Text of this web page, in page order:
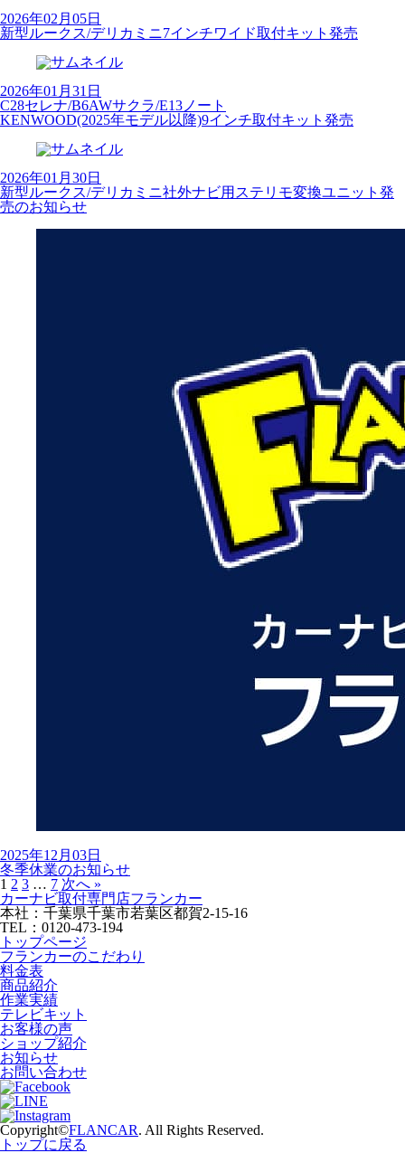
2026年02月05日
新型ルークス/デリカミニ7インチワイド取付キット発売
2026年01月31日
C28セレナ/B6AWサクラ/E13ノート
KENWOOD(2025年モデル以降)9インチ取付キット発売
2026年01月30日
新型ルークス/デリカミニ社外ナビ用ステリモ変換ユニット発
売のお知らせ
2025年12月03日
冬季休業のお知らせ
1 2 3 … 7 次へ »
カーナビ取付専⾨店フランカー
本社：千葉県千葉市若葉区都賀2-15-16
TEL：0120-473-194
トップページ
フランカーのこだわり
料金表
商品紹介
作業実績
テレビキット
お客様の声
ショップ紹介
お知らせ
お問い合わせ
Copyright©FLANCAR. All Rights Reserved.
トップに戻る